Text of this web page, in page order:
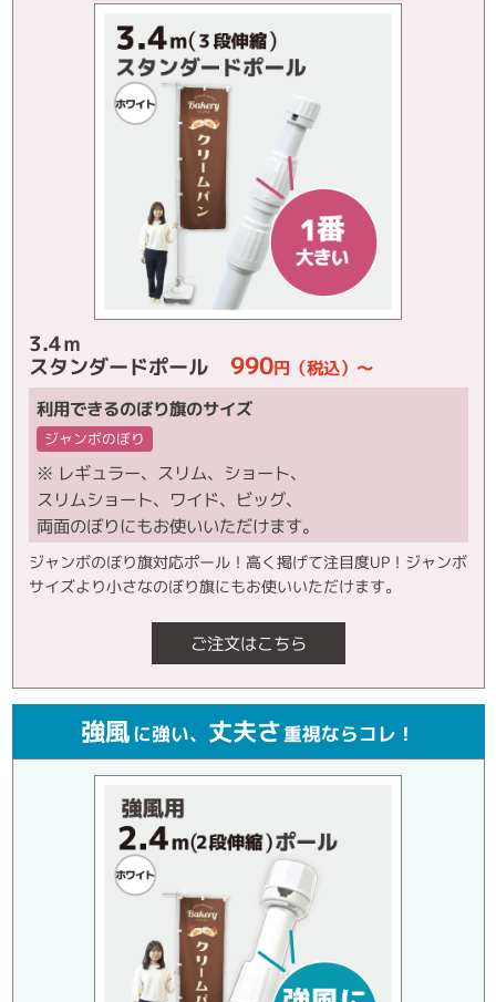
3.4ｍ
スタンダードポール
990円（税込）～
利用できるのぼり旗のサイズ
ジャンボのぼり
※ レギュラー、スリム、ショート、
スリムショート、ワイド、ビッグ、
両面のぼりにもお使いいただけます。
ジャンボのぼり旗対応ポール！高く掲げて注目度UP！ジャンボ
サイズより小さなのぼり旗にもお使いいただけます。
ご注文はこちら
強風に強い、 丈夫さ重視ならコレ！